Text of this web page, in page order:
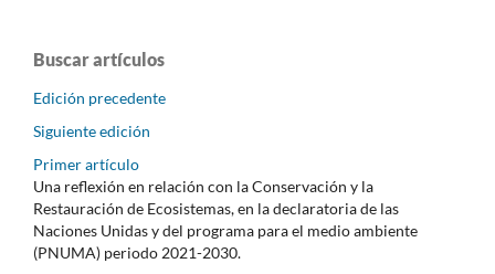
Buscar artículos
Edición precedente
Siguiente edición
Primer artículo
Una reflexión en relación con la Conservación y la
Restauración de Ecosistemas, en la declaratoria de las
Naciones Unidas y del programa para el medio ambiente
(PNUMA) periodo 2021-2030.